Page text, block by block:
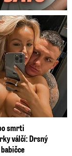
smrti
válčí: Drsný